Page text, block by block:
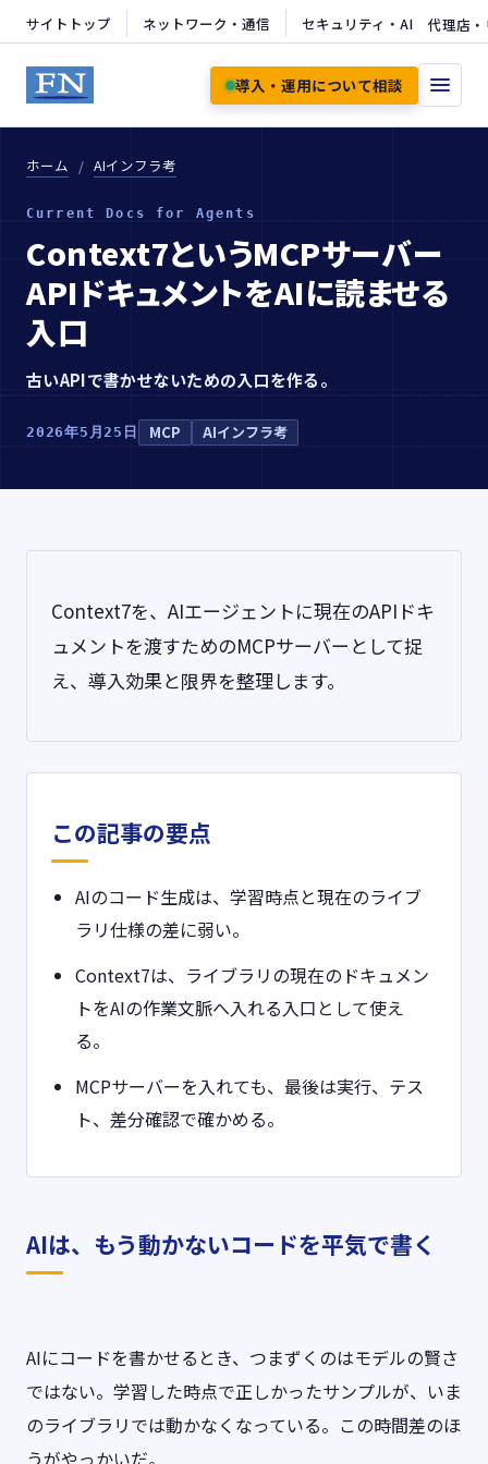
サイトトップ ネットワーク・通信 セキュリティ・AI 代理店
導入・運用について相談
ホーム AIインフラ考
Current Docs for Agents
Context7というMCPサーバー
APIドキュメントをAIに読ませる
入口
古いAPIで書かせないための入口を作る。
2026年5月25日 MCP AIインフラ考
Context7を、AIエージェントに現在のAPIドキ
ュメントを渡すためのMCPサーバーとして捉
え、導入効果と限界を整理します。
この記事の要点
AIのコード生成は、学習時点と現在のライブ
ラリ仕様の差に弱い。
Context7は、ライブラリの現在のドキュメン
トをAIの作業文脈へ入れる入口として使え
る。
MCPサーバーを入れても、最後は実行、テス
ト、差分確認で確かめる。
AIは、もう動かないコードを平気で書く
AIにコードを書かせるとき、つまずくのはモデルの賢さ
ではない。学習した時点で正しかったサンプルが、いま
のライブラリでは動かなくなっている。この時間差のほ